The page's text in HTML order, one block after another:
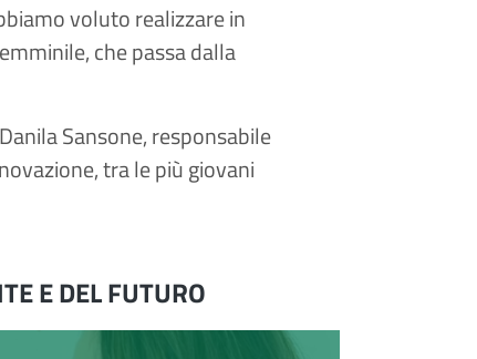
voluto realizzare in
che passa dalla
Sansone, responsabile
tra le più giovani
E DEL FUTURO